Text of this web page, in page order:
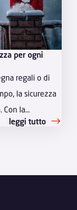
per ogni
regali o di
la sicurezza
la...
leggi tutto